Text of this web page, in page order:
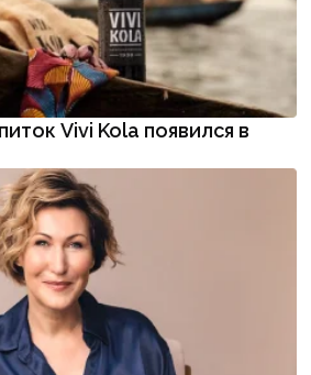
Vivi Kola появился в